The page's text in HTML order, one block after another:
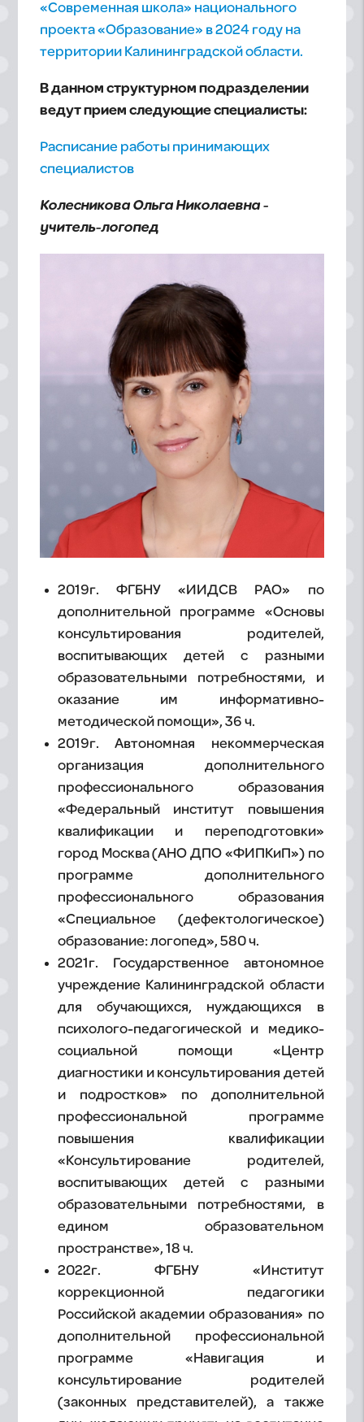
«Современная школа» национального
проекта «Образование» в 2024 году на
территории Калининградской области.
В данном структурном подразделении
ведут прием следующие специалисты:
Расписание работы принимающих
специалистов
Колесникова Ольга Николаевна -
учитель-логопед
2019г. ФГБНУ «ИИДСВ РАО» по
дополнительной программе «Основы
консультирования родителей,
воспитывающих детей с разными
образовательными потребностями, и
оказание им информативно-
методической помощи», 36 ч.
2019г. Автономная некоммерческая
организация дополнительного
профессионального образования
«Федеральный институт повышения
квалификации и переподготовки»
город Москва (АНО ДПО «ФИПКиП») по
программе дополнительного
профессионального образования
«Специальное (дефектологическое)
образование: логопед», 580 ч.
2021г. Государственное автономное
учреждение Калининградской области
для обучающихся, нуждающихся в
психолого-педагогической и медико-
социальной помощи «Центр
диагностики и консультирования детей
и подростков» по дополнительной
профессиональной программе
повышения квалификации
«Консультирование родителей,
воспитывающих детей с разными
образовательными потребностями, в
едином образовательном
пространстве», 18 ч.
2022г. ФГБНУ «Институт
коррекционной педагогики
Российской академии образования» по
дополнительной профессиональной
программе «Навигация и
консультирование родителей
(законных представителей), а также